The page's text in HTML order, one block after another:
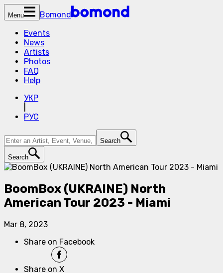
Menu
Bomond
Events
News
Artists
Photos
FAQ
Help
УКР
РУС
Search
Search
BoomBox (UKRAINE) North
American Tour 2023 - Miami
Mar 8, 2023
Share on Facebook
Share on X